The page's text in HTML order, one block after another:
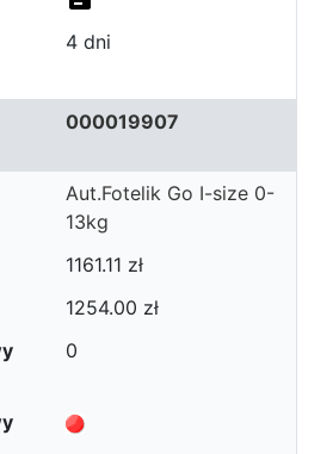
4 dni
000019907
Aut.Fotelik Go I-size 0-
13kg
1161.11 zł
1254.00 zł
0